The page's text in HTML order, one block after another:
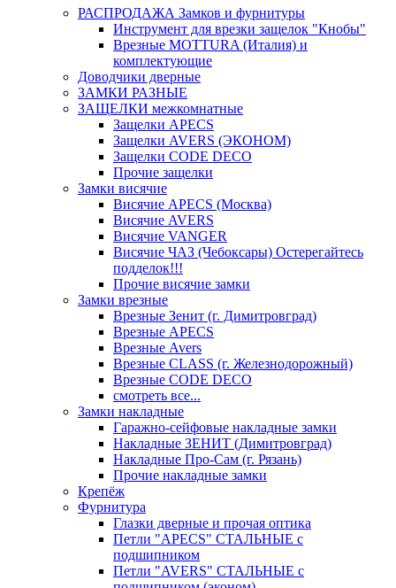
РАСПРОДАЖА Замков и фурнитуры
Инструмент для врезки защелок "Кнобы"
Врезные MOTTURA (Италия) и
комплектующие
Доводчики дверные
ЗАМКИ РАЗНЫЕ
ЗАЩЕЛКИ межкомнатные
Защелки APECS
Защелки AVERS (ЭКОНОМ)
Защелки CODE DECO
Прочие защелки
Замки висячие
Висячие APECS (Москва)
Висячие AVERS
Висячие VANGER
Висячие ЧАЗ (Чебоксары) Остерегайтесь
подделок!!!
Прочие висячие замки
Замки врезные
Врезные Зенит (г. Димитровград)
Врезные APECS
Врезные Avers
Врезные CLASS (г. Железнодорожный)
Врезные CODE DECO
смотреть все...
Замки накладные
Гаражно-сейфовые накладные замки
Накладные ЗЕНИТ (Димитровград)
Накладные Про-Сам (г. Рязань)
Прочие накладные замки
Крепёж
Фурнитура
Глазки дверные и прочая оптика
Петли "APECS" СТАЛЬНЫЕ с
подшипником
Петли "AVERS" СТАЛЬНЫЕ с